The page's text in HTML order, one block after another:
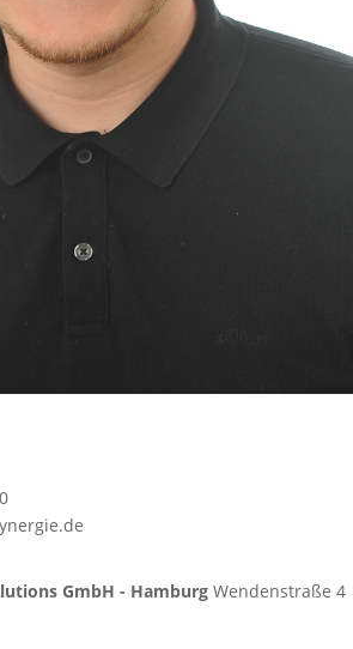
GmbH - Hamburg Wendenstraße 4